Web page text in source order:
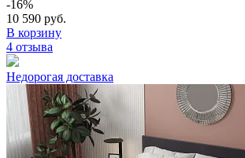
-16%
10 590 руб.
В корзину
4 отзыва
Недорогая доставка